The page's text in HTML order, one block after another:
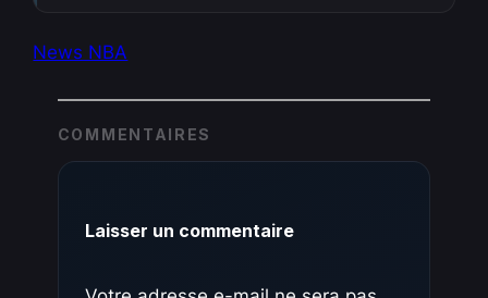
News NBA
COMMENTAIRES
Laisser un commentaire